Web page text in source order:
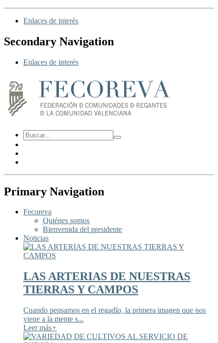
Enlaces de interés
Secondary Navigation
Enlaces de interés
Primary Navigation
Fecoreva
Quiénes somos
Bienvenida del presidente
Noticias
LAS ARTERIAS DE NUESTRAS
TIERRAS Y CAMPOS
Cuando pensamos en el regadío, la primera imagen que nos
viene a la mente s...
Leer más+